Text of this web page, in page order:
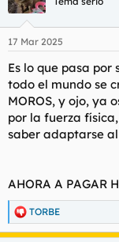
i
e
:
17 Mar 2025
Es lo que pasa por
todo el mundo se
MOROS, y ojo, ya
por la fuerza
saber adaptarse
AHORA A PAGAR
R
e
TORBE